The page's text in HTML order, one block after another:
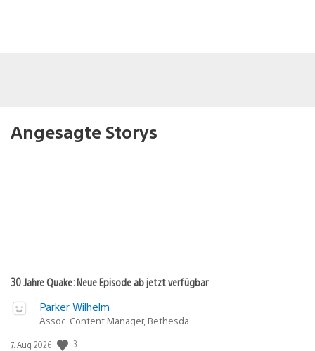
Angesagte Storys
30 Jahre Quake: Neue Episode ab jetzt verfügbar
Parker Wilhelm
Assoc. Content Manager, Bethesda
Veröffentlichungsdatum:
7. Aug 2026 3